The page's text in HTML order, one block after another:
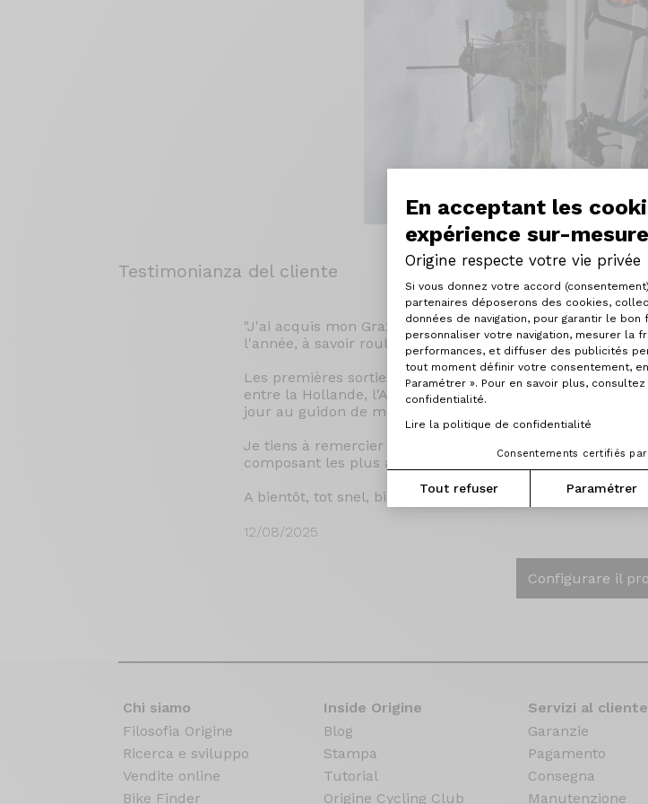
En acceptant les
expérience sur-mesure
Origine respecte votre vie privée
Plateforme de Gestion
Si vous donnez votre accord
partenaires déposerons des cookies,
données de navigation, pour garantir le
personnaliser votre navigation, mesurer la
performances, et diffuser des publicités
tout moment définir votre consentement,
Paramétrer ». Pour en savoir plus,
confidentialité.
Lire la politique de confidentialité
Consentements certifiés par
Tout refuser Paramétrer
Axeptio consent
Testimonianza del cliente
"J'ai acquis mon Graxx GTO en février dernier avec la
l'année, à savoir rouler vite en vélotaf et randonner chargé
Les premières sorties m'ont très rapidement confirmé le
entre la Hollande, l'Allemagne et le Danemark et je peux
jour au guidon de mon spad !
Je tiens à remercier l'équipe Origine pour ses conseils
composant les plus adaptés à ma pratique, la qualité de
A bientôt, tot snel, bis bald, vi ses snart !"
12/08/2025
Configurare il
Chi siamo
Filosofia Origine
Ricerca e sviluppo
Vendite online
Bike Finder
Inside Origine
Blog
Stampa
Tutorial
Origine Cycling Club
Servizi al cliente
Garanzie
Pagamento
Consegna
Manutenzione